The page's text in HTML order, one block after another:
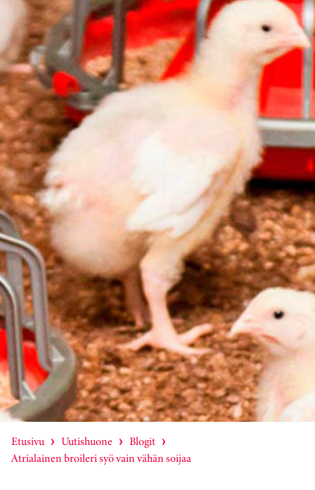
Etusivu Uutishuone
Blogit
Atrialainen broileri syö vain vähän soijaa